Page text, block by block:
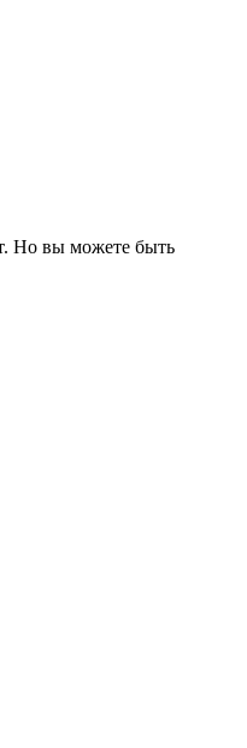
Но вы можете быть